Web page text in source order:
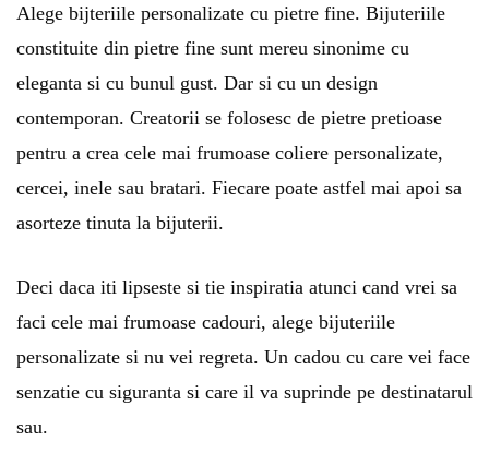
Alege bijteriile personalizate cu pietre fine. Bijuteriile
constituite din pietre fine sunt mereu sinonime cu
eleganta si cu bunul gust. Dar si cu un design
contemporan. Creatorii se folosesc de pietre pretioase
pentru a crea cele mai frumoase coliere personalizate,
cercei, inele sau bratari. Fiecare poate astfel mai apoi sa
asorteze tinuta la bijuterii.
Deci daca iti lipseste si tie inspiratia atunci cand vrei sa
faci cele mai frumoase cadouri, alege bijuteriile
personalizate si nu vei regreta. Un cadou cu care vei face
senzatie cu siguranta si care il va suprinde pe destinatarul
sau.